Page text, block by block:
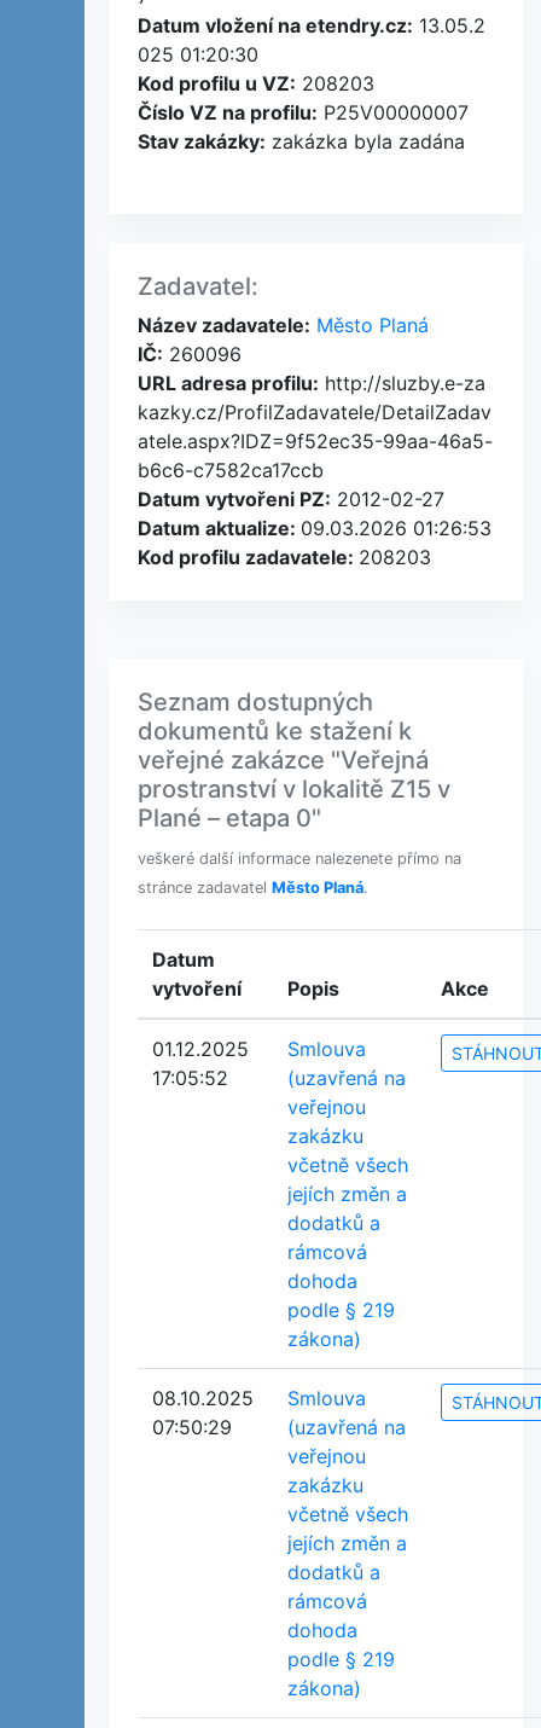
Datum vložení na etendry.cz: 13.05.2
025 01:20:30
Kod profilu u VZ: 208203
Číslo VZ na profilu: P25V00000007
Stav zakázky: zakázka byla zadána
Zadavatel:
Název zadavatele: Město Planá
IČ: 260096
URL adresa profilu: http://sluzby.e-za
kazky.cz/ProfilZadavatele/DetailZadav
atele.aspx?IDZ=9f52ec35-99aa-46a5-
b6c6-c7582ca17ccb
Datum vytvořeni PZ: 2012-02-27
Datum aktualize: 09.03.2026 01:26:53
Kod profilu zadavatele: 208203
Seznam dostupných
dokumentů ke stažení k
veřejné zakázce "Veřejná
prostranství v lokalitě Z15 v
Plané – etapa 0"
veškeré další informace nalezenete přímo na
stránce zadavatel Město Planá.
Datum
vytvoření
Popis Akce
01.12.2025
17:05:52
Smlouva
(uzavřená na
veřejnou
zakázku
včetně všech
jejích změn a
dodatků a
rámcová
dohoda
podle § 219
zákona)
08.10.2025
07:50:29
Smlouva
(uzavřená na
veřejnou
zakázku
včetně všech
jejích změn a
dodatků a
rámcová
dohoda
podle § 219
zákona)